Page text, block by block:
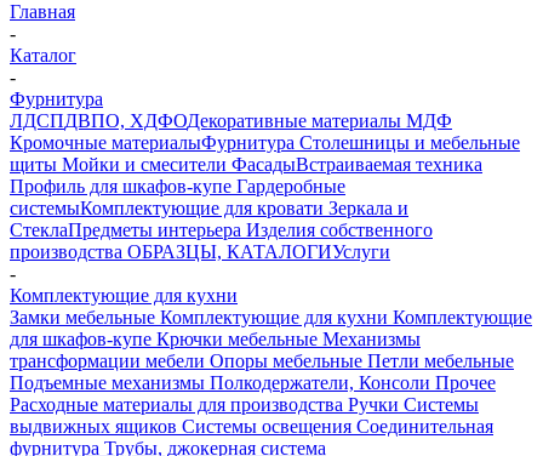
Главная
-
Каталог
-
Фурнитура
ЛДСПДВПО, ХДФОДекоративные материалы МДФ
Кромочные материалыФурнитура Столешницы и мебельные
щиты Мойки и смесители ФасадыВстраиваемая техника
Профиль для шкафов-купе Гардеробные
системыКомплектующие для кровати Зеркала и
СтеклаПредметы интерьера Изделия собственного
производства ОБРАЗЦЫ, КАТАЛОГИУслуги
-
Комплектующие для кухни
Замки мебельные Комплектующие для кухни Комплектующие
для шкафов-купе Крючки мебельные Механизмы
трансформации мебели Опоры мебельные Петли мебельные
Подъемные механизмы Полкодержатели, Консоли Прочее
Расходные материалы для производства Ручки Системы
выдвижных ящиков Системы освещения Соединительная
фурнитура Трубы, джокерная система